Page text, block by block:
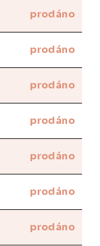
prodáno
prodáno
prodáno
prodáno
prodáno
prodáno
prodáno